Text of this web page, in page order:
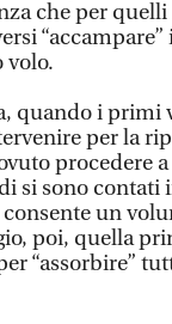
che per quelli
volo.
quando i primi
per la
procedere a
si sono contati
un
poi, quella
“assorbire”